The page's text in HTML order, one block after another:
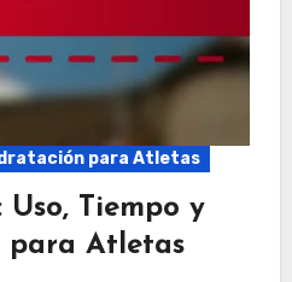
para Atletas
Uso, Tiempo y
para Atletas